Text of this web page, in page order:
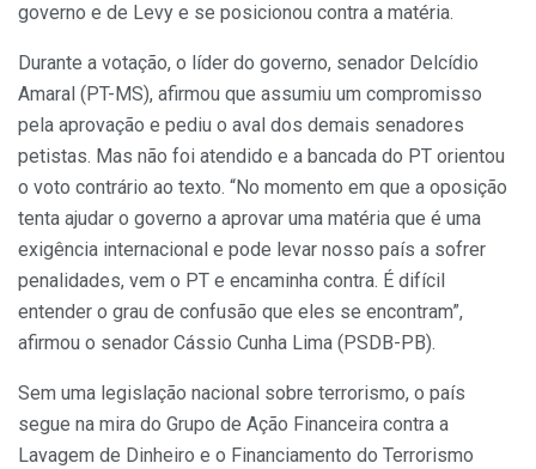
governo e de Levy e se posicionou contra a matéria.
Durante a votação, o líder do governo, senador Delcídio
Amaral (PT-MS), afirmou que assumiu um compromisso
pela aprovação e pediu o aval dos demais senadores
petistas. Mas não foi atendido e a bancada do PT orientou
o voto contrário ao texto. “No momento em que a oposição
tenta ajudar o governo a aprovar uma matéria que é uma
exigência internacional e pode levar nosso país a sofrer
penalidades, vem o PT e encaminha contra. É difícil
entender o grau de confusão que eles se encontram”,
afirmou o senador Cássio Cunha Lima (PSDB-PB).
Sem uma legislação nacional sobre terrorismo, o país
segue na mira do Grupo de Ação Financeira contra a
Lavagem de Dinheiro e o Financiamento do Terrorismo